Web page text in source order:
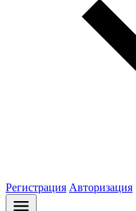
Регистрация Авторизация